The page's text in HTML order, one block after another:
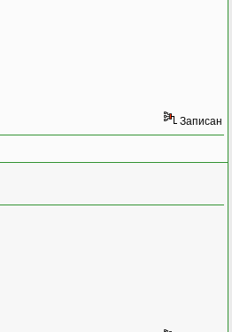
Записан